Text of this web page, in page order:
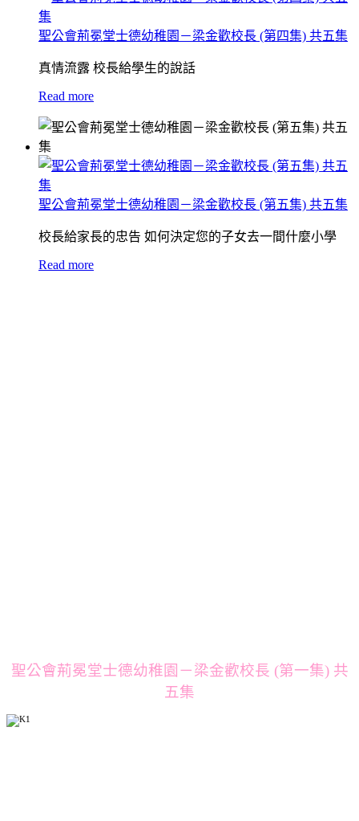
聖公會荊冕堂士德幼稚園－梁金歡校長 (第四集) 共五集
真情流露 校長給學生的說話
Read more
聖公會荊冕堂士德幼稚園－梁金歡校長 (第五集) 共五集
校長給家長的忠告 如何決定您的子女去一間什麼小學
Read more
聖公會荊冕堂士德幼稚園－梁金歡校長 (第一集) 共
五集